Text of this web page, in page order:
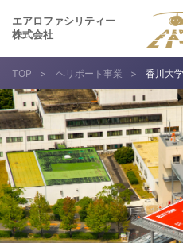
エアロファシリティー
株式会社
選ばれる理由
事業紹介
実績紹介
企業情報
TOP > ヘリポート事業 > 香川大